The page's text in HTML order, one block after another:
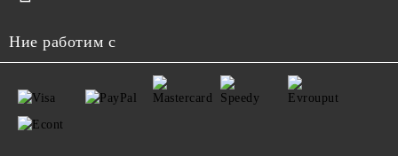
Ние работим с